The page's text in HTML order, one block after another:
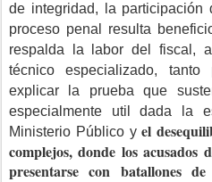
de integridad, la
proceso penal resulta
respalda la labor del fiscal,
técnico especializado,
explicar la prueba que
especialmente util dada la
Ministerio Público yel
complejos, donde los acusados
presentarse con batallones de